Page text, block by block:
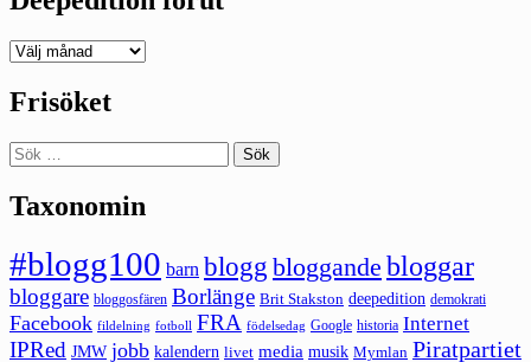
Deepedition
Frisöket
Sök
efter:
Taxonomin
#blogg100 barn blogg bloggande bloggar
bloggare bloggosfären Borlänge Brit Stakston deepedition demokrati
Facebook fildelning fotboll FRA födelsedag Google historia Internet
IPRed JMW jobb kalendern livet media musik Mymlan Piratpartiet